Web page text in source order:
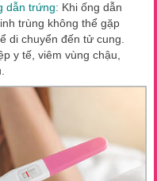
trứng: Khi ống dẫn
trùng không thể gặp
di chuyển đến tử cung.
y tế, viêm vùng chậu,